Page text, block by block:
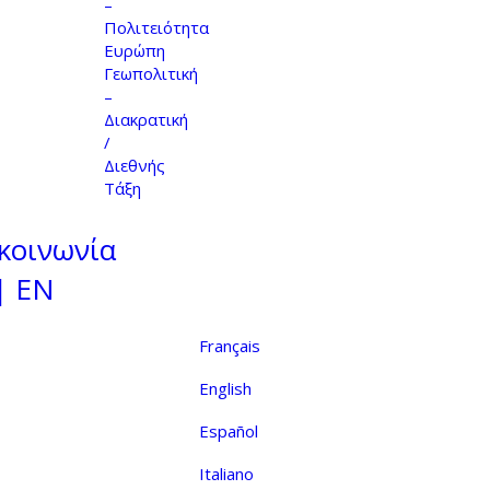
–
Πολιτειότητα
Ευρώπη
Γεωπολιτική
–
Διακρατική
/
Διεθνής
Τάξη
EN
Français
English
Español
Italiano